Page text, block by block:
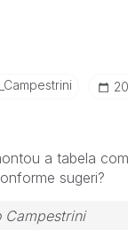
Ini
a tabela
sugeri?
Campestrini